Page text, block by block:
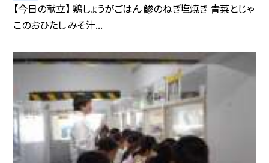
【今日の献立】 鶏しょうがごはん 鰺のねぎ塩焼き 青菜とじゃ
このおひたし みそ汁...